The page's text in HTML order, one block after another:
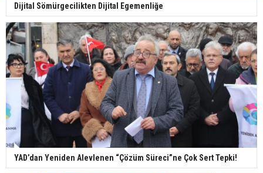
Dijital Sömürgecilikten Dijital Egemenliğe
YAD’dan Yeniden Alevlenen “Çözüm Süreci”ne Çok Sert Tepki!